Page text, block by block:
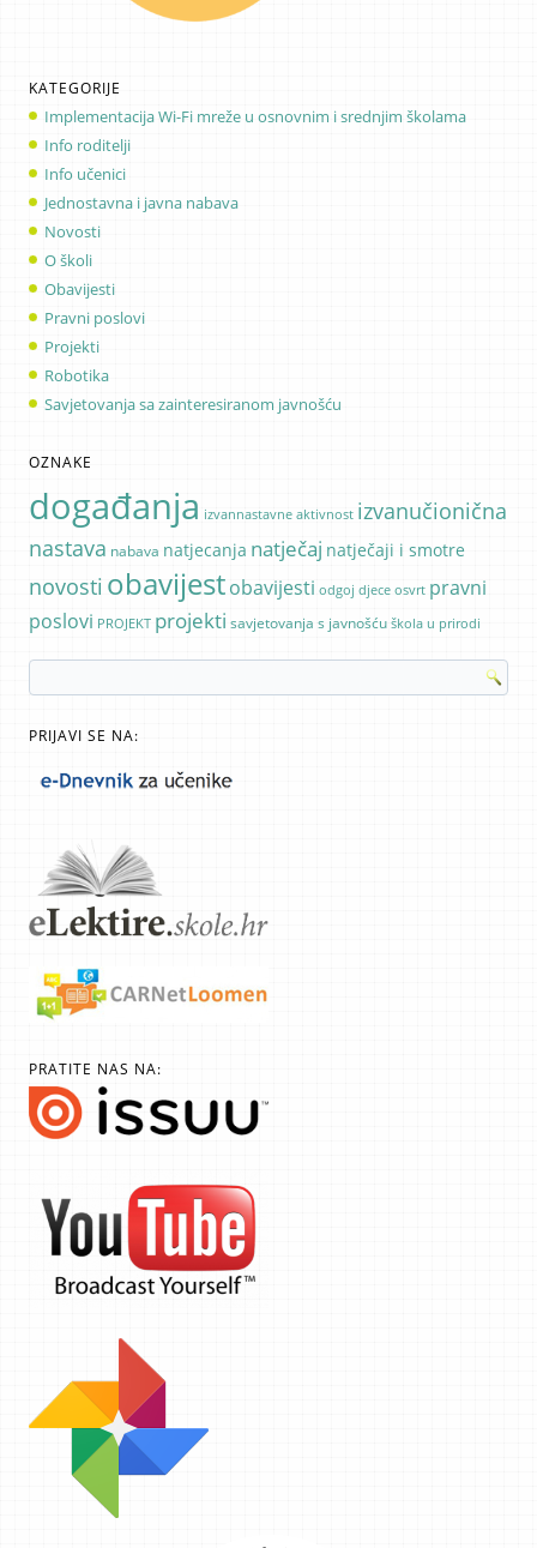
KATEGORIJE
Implementacija Wi-Fi mreže u osnovnim i srednjim školama
Info roditelji
Info učenici
Jednostavna i javna nabava
Novosti
O školi
Obavijesti
Pravni poslovi
Projekti
Robotika
Savjetovanja sa zainteresiranom javnošću
OZNAKE
događanja izvannastavne aktivnost izvanučionična
nastava nabava natjecanja natječaj natječaji i smotre
novosti obavijestobavijesti odgoj djece osvrt pravni
poslovi PROJEKT projekti savjetovanja s javnošću škola u prirodi
PRIJAVI SE NA:
PRATITE NAS NA: